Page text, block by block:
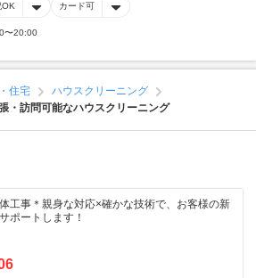
OK カード可
〜20:00
住宅
ハウスクリーニング
・訪問可能なハウスクリーニング
工事＊親身な対応×確かな技術で、お客様の新
ポートします！